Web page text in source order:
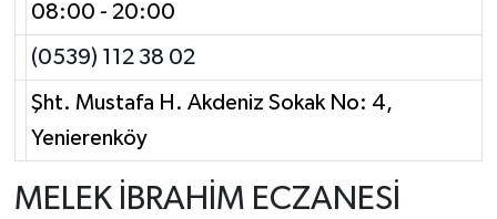
08:00 - 20:00
(0539) 112 38 02
Şht. Mustafa H. Akdeniz Sokak No: 4,
Yenierenköy
MELEK İBRAHİM ECZANESİ